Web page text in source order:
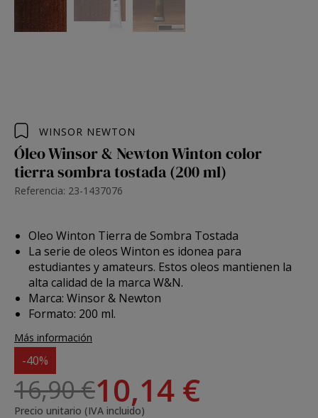
WINSOR NEWTON
Óleo Winsor & Newton Winton color
tierra sombra tostada (200 ml)
Referencia: 23-1437076
Oleo Winton Tierra de Sombra Tostada
La serie de oleos Winton es idonea para
estudiantes y amateurs. Estos oleos mantienen la
alta calidad de la marca W&N.
Marca: Winsor & Newton
Formato: 200 ml.
Más información
-40%
16,90 €10,14 €
Precio unitario (IVA incluido)